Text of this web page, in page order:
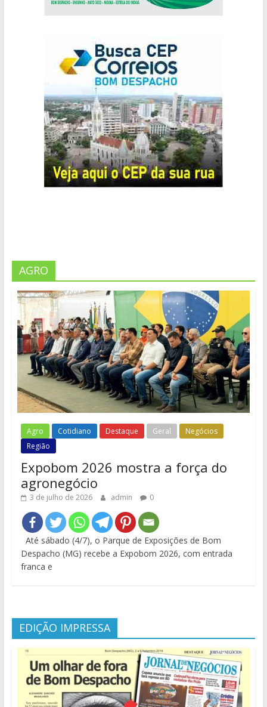
AGRO
Agro Cotidiano Destaque Geral
Negócios
Região
Expobom 2026 mostra a força do
agronegócio
3 de julho de 2026 admin 0
Até sábado (4/7), o Parque de Exposições de Bom
Despacho (MG) recebe a Expobom 2026, com entrada
franca e
EDIÇÃO IMPRESSA